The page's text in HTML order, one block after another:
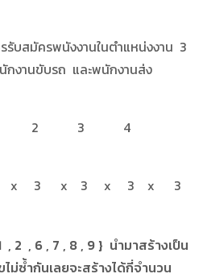
สมัครพนังงานในตำแหน่งงาน 3
กงานขับรถ และพนักงานส่ง
ที่ 1 2 3 4
3 x 3 x 3 x 3
, 2 , 6 , 7 , 8 , 9 } นำมาสร้างเป็น
ม่ซ้ำกันเลยจะสร้างได้กี่จำนวน